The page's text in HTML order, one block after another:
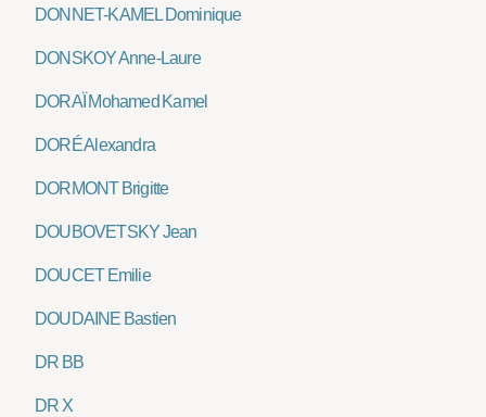
DONNET-KAMEL Dominique
DONSKOY Anne-Laure
DORAÏ Mohamed Kamel
DORÉ Alexandra
DORMONT Brigitte
DOUBOVETSKY Jean
DOUCET Emilie
DOUDAINE Bastien
DR BB
DR X